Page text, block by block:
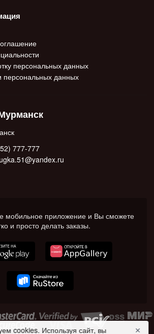
персональных данных
персональных данных
777-777
мобильное приложение и Вы сможете
и просто делать заказы.
cookies. Используя сайт, вы ✕